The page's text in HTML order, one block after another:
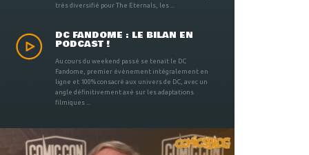
très diversifié pour The Eternals, les ...
DC FANDOME : LE BILAN EN
PODCAST !
Au cours du weekend passé se tenait le DC
Fandome, premier évènement intégralement en
ligne et 100% consacré aux univers de DC, avec un
angle définitivement axé sur les adaptations
filmiques ...